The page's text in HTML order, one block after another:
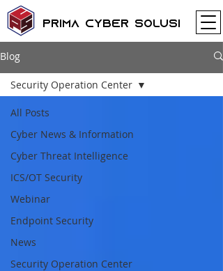
Prima Cyber Solusi
Blog
All Posts
Cyber News & Information
Cyber Threat Intelligence
ICS/OT Security
Webinar
Endpoint Security
News
Security Operation Center
Security Operation Center